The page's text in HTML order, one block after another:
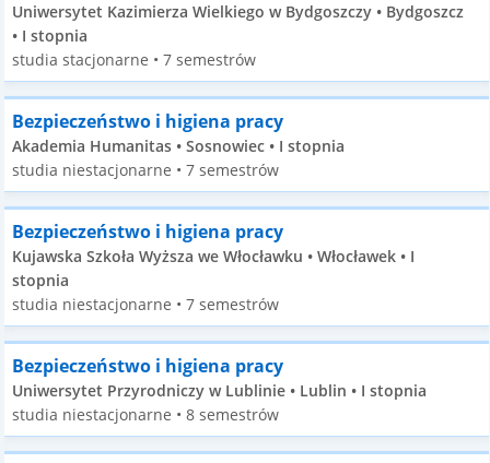
Uniwersytet Kazimierza Wielkiego w Bydgoszczy • Bydgoszcz
• I stopnia
studia stacjonarne • 7 semestrów
Bezpieczeństwo i higiena pracy
Akademia Humanitas • Sosnowiec • I stopnia
studia niestacjonarne • 7 semestrów
Bezpieczeństwo i higiena pracy
Kujawska Szkoła Wyższa we Włocławku • Włocławek • I
stopnia
studia niestacjonarne • 7 semestrów
Bezpieczeństwo i higiena pracy
Uniwersytet Przyrodniczy w Lublinie • Lublin • I stopnia
studia niestacjonarne • 8 semestrów